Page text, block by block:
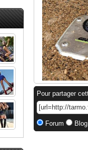
Pour partager
Forum